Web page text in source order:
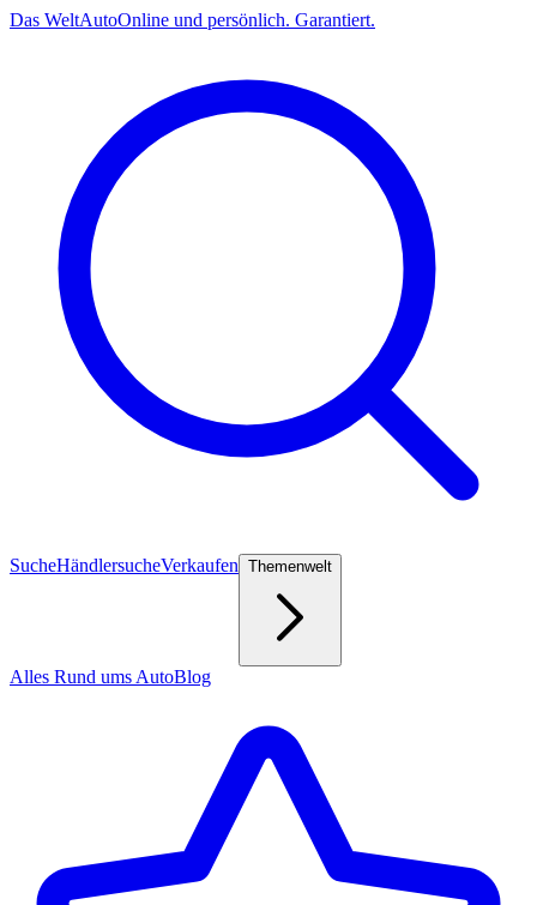
Das WeltAutoOnline und persönlich. Garantiert.
SucheHändlersucheVerkaufen Themenwelt
Alles Rund ums AutoBlog